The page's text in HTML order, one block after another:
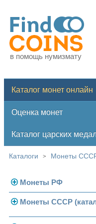
в помощь нумизмату
Каталог монет онлайн
Оценка монет
Каталог царских
Каталоги > Монеты
Монеты РФ
Современная Россия
Монеты СССР